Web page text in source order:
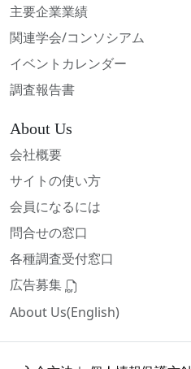
主要企業業績
関連学会/コンソシアム
イベントカレンダー
調査報告書
About Us
会社概要
サイトの使い方
会員になるには
問合せの窓口
各種調査受付窓口
広告募集
About Us(English)